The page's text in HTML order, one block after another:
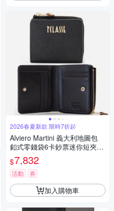
2026春夏新款 限時7折起
Alviero Martini 義大利地圖包
釦式零錢袋6卡鈔票迷你短夾11
cm-黑色 父親節 七夕情人節
$7,832
活動 券
加入購物車